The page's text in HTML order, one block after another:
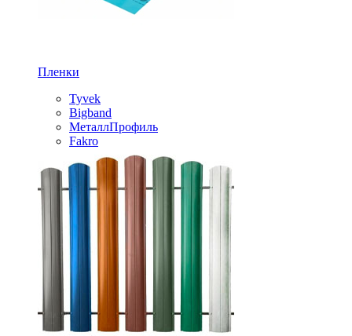
Пленки
Tyvek
Bigband
МеталлПрофиль
Fakro